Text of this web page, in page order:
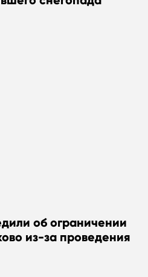
об ограничении
из-за проведения